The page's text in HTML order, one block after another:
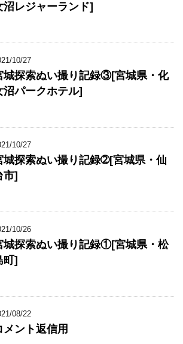
沼レジャーランド]
10/27
城探索ぬい撮り記録③[宮城県・化
沼パークホテル]
10/27
城探索ぬい撮り記録➁[宮城県・仙
市]
10/26
城探索ぬい撮り記録①[宮城県・松
町]
08/22
メント返信用